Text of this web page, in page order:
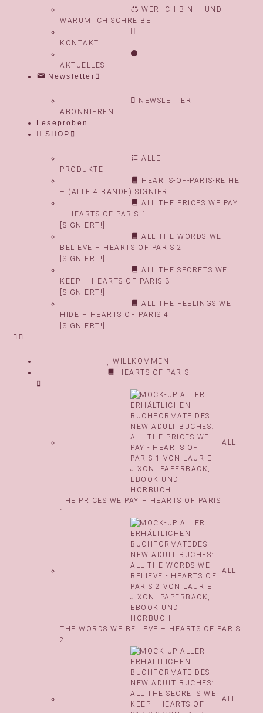
WER ICH BIN – UND
WARUM ICH SCHREIBE
KONTAKT
AKTUELLES
Newsletter
NEWSLETTER
ABONNIEREN
Leseproben
SHOP
ALLE
PRODUKTE
HEARTS-OF-PARIS-REIHE
– (ALLE 4 BÄNDE) SIGNIERT
ALL THE PRICES WE PAY
– HEARTS OF PARIS 1
[SIGNIERT!]
ALL THE WORDS WE
BELIEVE – HEARTS OF PARIS 2
[SIGNIERT!]
ALL THE SECRETS WE
KEEP – HEARTS OF PARIS 3
[SIGNIERT!]
ALL THE FEELINGS WE
HIDE – HEARTS OF PARIS 4
[SIGNIERT!]
WILLKOMMEN
HEARTS OF PARIS
ALL
THE PRICES WE PAY – HEARTS OF PARIS
1
ALL
THE WORDS WE BELIEVE – HEARTS OF PARIS
2
ALL